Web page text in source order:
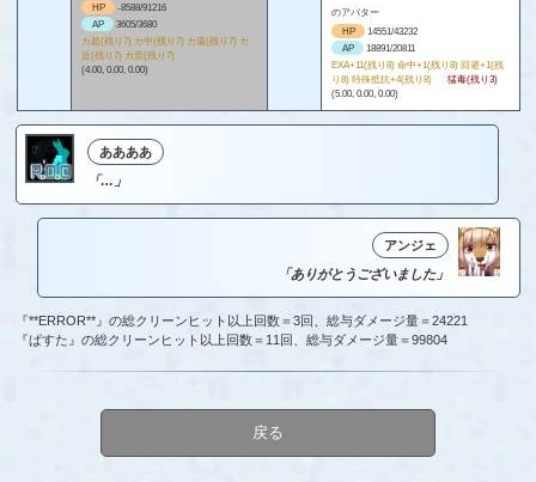
HP
-8588/91216
AP
3605/3680
カ超(残り7) カ中(残り7) カ遠(残り7) カ
近(残り7) カ至(残り7)
(4.00, 0.00, 0.00)
のアバター
HP
14551/43232
AP
18891/20811
EXA+11(残り8) 命中+1(残り8) 回避+1(残
り8) 特殊抵抗+4(残り8)
猛毒(残り3)
(5.00, 0.00, 0.00)
ああああ
「…」
アンジェ
「ありがとうございました」
『**ERROR**』の総クリーンヒット以上回数＝3回、総与ダメージ量＝24221
『ぱすた』の総クリーンヒット以上回数＝11回、総与ダメージ量＝99804
戻る